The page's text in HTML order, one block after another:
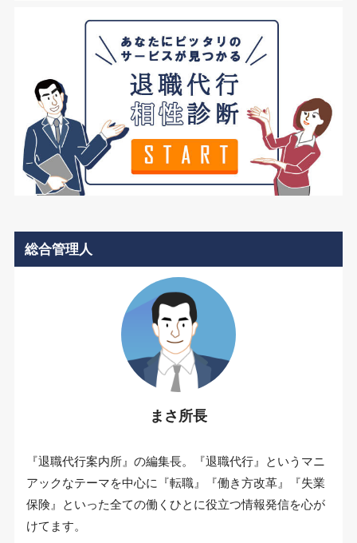
総合管理人
まさ所長
『退職代行案内所』の編集長。『退職代行』というマニ
アックなテーマを中心に『転職』『働き方改革』『失業
保険』といった全ての働くひとに役立つ情報発信を心が
けてます。